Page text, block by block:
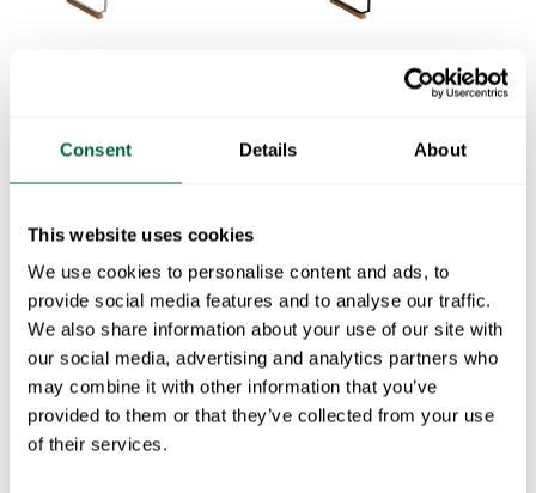
Consent Details About
This website uses cookies
We use cookies to personalise content and ads, to
provide social media features and to analyse our traffic.
We also share information about your use of our site with
our social media, advertising and analytics partners who
may combine it with other information that you’ve
provided to them or that they’ve collected from your use
of their services.
Sofa 3 Untreated teak with black steel base
Benk 8
Ubehandlet teak med varmgalvanisert stativ
Krakk V1 45